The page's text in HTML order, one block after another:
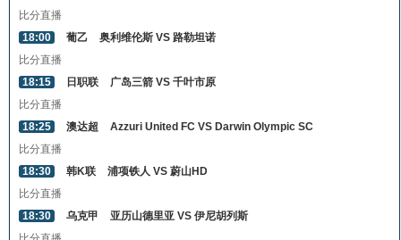
比分直播
18:00
葡乙
奥利维伦斯 VS 路勒坦诺
比分直播
18:15
日职联
广岛三箭 VS 千叶市原
比分直播
18:25
澳达超
Azzuri United FC VS Darwin Olympic SC
比分直播
18:30
韩K联
浦项铁人 VS 蔚山HD
比分直播
18:30
乌克甲
亚历山德里亚 VS 伊尼胡列斯